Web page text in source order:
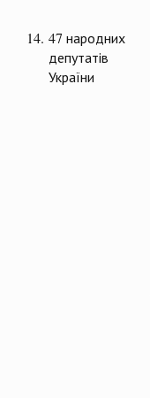
14. 47 народних
депутатів
України